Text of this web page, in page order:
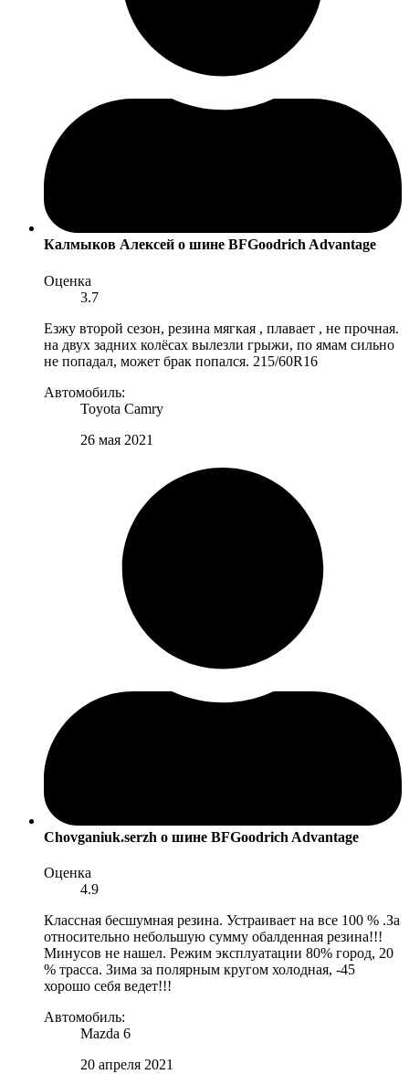
Калмыков Алексей о шине BFGoodrich Advantage
Оценка
3.7
Езжу второй сезон, резина мягкая , плавает , не прочная.
на двух задних колёсах вылезли грыжи, по ямам сильно
не попадал, может брак попался. 215/60R16
Автомобиль:
Toyota Camry
26 мая 2021
Chovganiuk.serzh о шине BFGoodrich Advantage
Оценка
4.9
Классная бесшумная резина. Устраивает на все 100 % .За
относительно небольшую сумму обалденная резина!!!
Минусов не нашел. Режим эксплуатации 80% город, 20
% трасса. Зима за полярным кругом холодная, -45
хорошо себя ведет!!!
Автомобиль:
Mazda 6
20 апреля 2021